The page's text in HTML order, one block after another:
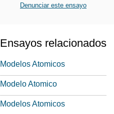
Denunciar este ensayo
Ensayos relacionados
Modelos Atomicos
Modelo Atomico
Modelos Atomicos